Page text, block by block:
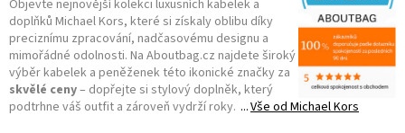
Objevte nejnovější kolekci luxusních kabelek a
doplňků Michael Kors, které si získaly oblibu díky
preciznímu zpracování, nadčasovému designu a
mimořádné odolnosti. Na Aboutbag.cz najdete široký
výběr kabelek a peněženek této ikonické značky za
skvělé ceny– dopřejte si stylový doplněk, který
podtrhne váš outfit a zároveň vydrží roky.
Vše odMichael Kors